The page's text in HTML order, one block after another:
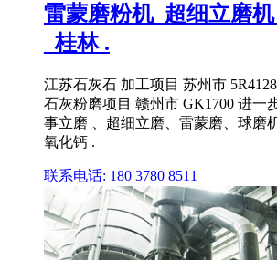
雷蒙磨粉机_超细立磨
_桂林 .
江苏石灰石 加工项目 苏州市
石灰粉磨项目 赣州市 GK1700 进一
事立磨 、超细立磨、雷蒙磨、球磨
氧化钙 .
联系电话: 180 3780 8511